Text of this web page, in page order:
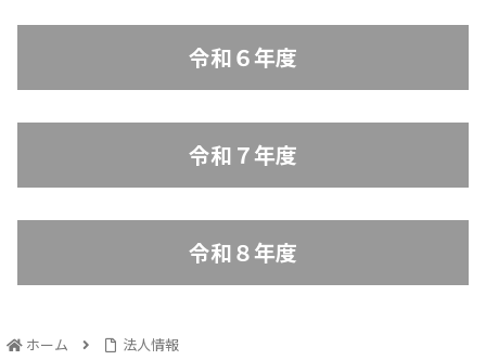
令和６年度
令和７年度
令和８年度
ホーム 法人情報